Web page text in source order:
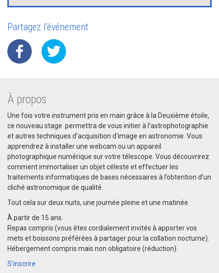
Partagez l'événement
À propos
Une fois votre instrument pris en main grâce à la Deuxième étoile,
ce nouveau stage permettra de vous initier à l’astrophotographie
et autres techniques d’acquisition d'image en astronomie. Vous
apprendrez à installer une webcam ou un appareil
photographique numérique sur votre télescope. Vous découvrirez
comment immortaliser un objet céleste et effectuer les
traitements informatiques de bases nécessaires à l’obtention d’un
cliché astronomique de qualité.
Tout cela sur deux nuits, une journée pleine et une matinée.
À partir de 15 ans.
Repas compris (vous êtes cordialement invités à apporter vos
mets et boissons préférées à partager pour la collation nocturne).
Hébergement compris mais non obligatoire (réduction).
S'inscrire